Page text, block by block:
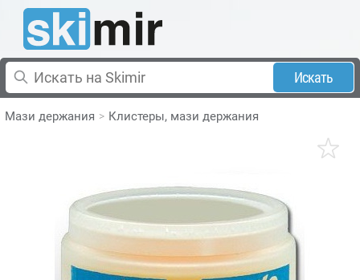
Искать
Мази держания Клистеры, мази держания